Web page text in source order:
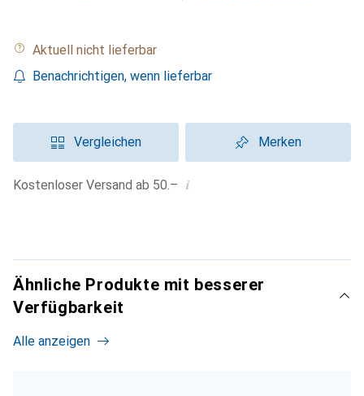
Aktuell nicht lieferbar
Benachrichtigen, wenn lieferbar
Vergleichen Merken
Kostenloser Versand ab 50.– i
Ähnliche Produkte mit besserer
Verfügbarkeit
Alle anzeigen